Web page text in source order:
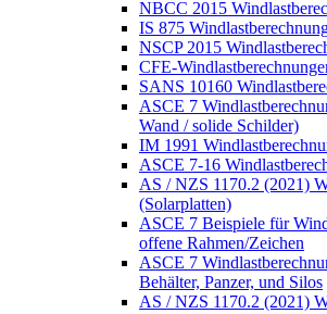
NBCC 2015
IS 875
NSCP 2015
CFE-
SANS 10160
ASCE 7
Wand / solide Schilder)
IM 1991
ASCE 7-16
AS / NZS 1170.2 (2021)
(Solarplatten)
ASCE 7 Beispiele für
offene Rahmen/Zeichen
ASCE 7
Behälter, Panzer, und Silos
AS / NZS 1170.2 (2021)